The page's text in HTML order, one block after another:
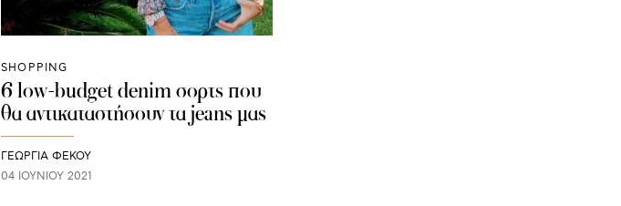
SHOPPING
6 low-budget denim σορτς που
θα αντικαταστήσουν τα jeans μας
ΓΕΩΡΓΙΑ ΦΕΚΟΥ
04 ΙΟΥΝΊΟΥ 2021